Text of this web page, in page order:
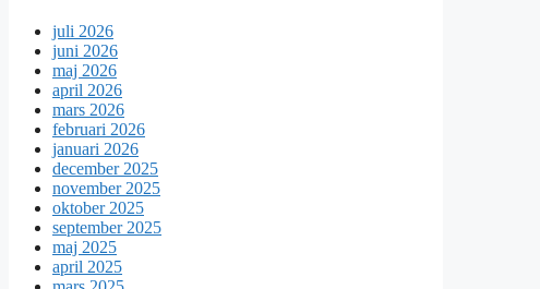
juli 2026
juni 2026
maj 2026
april 2026
mars 2026
februari 2026
januari 2026
december 2025
november 2025
oktober 2025
september 2025
maj 2025
april 2025